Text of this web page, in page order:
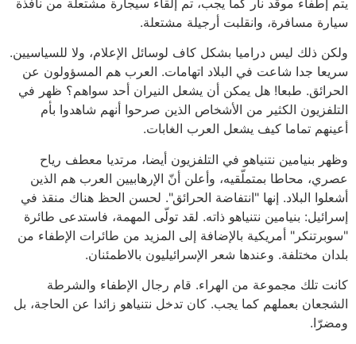
يتم إطفاء موقد نار كما يجب، تم إلقاء سيجارة مشتعلة من نافذة
سيارة مسافرة، وانقلبت أرجيلة مشتعلة.
ولكن ذلك ليس دراميا بشكل كاف لوسائل الإعلام، ولا للسياسيين.
سريعا جدا شاعت في البلاد اتهامات. العرب هم المسؤولون عن
الحرائق. طبعا! هل يمكن أن يشعل النيران أحد سواهم؟ ظهر في
التلفزيون الكثير من الأشخاص الذين صرحوا أنهم شاهدوا بأم
أعينهم تماما كيف يشعل العرب الغابات.
وظهر بنيامين نتنياهو في التلفزيون أيضا، مرتديا معطف رياح
عصري، محاطا بمتملّقيه، وأعلن أنّ الإرهابيين العرب هم الذين
أشعلوا البلاد. إنها "انتفاضة الحرائق". لحسن الحظ هناك منقذ في
إسرائيل: بنيامين نتنياهو ذاته. لقد تولّى المهمة، فاستدعى طائرة
"سوبرتنكر" أمريكية بالإضافة إلى المزيد من طائرات الإطفاء من
بلدان مختلفة. وعندها شعر الإسرائيليون بالاطمئنان.
كانت تلك مجموعة من الهراء. قام رجال الإطفاء والشرطة
الشجعان بعملهم كما يجب. كان تدخل نتنياهو زائدا عن الحاجة، بل
ومضرّا.